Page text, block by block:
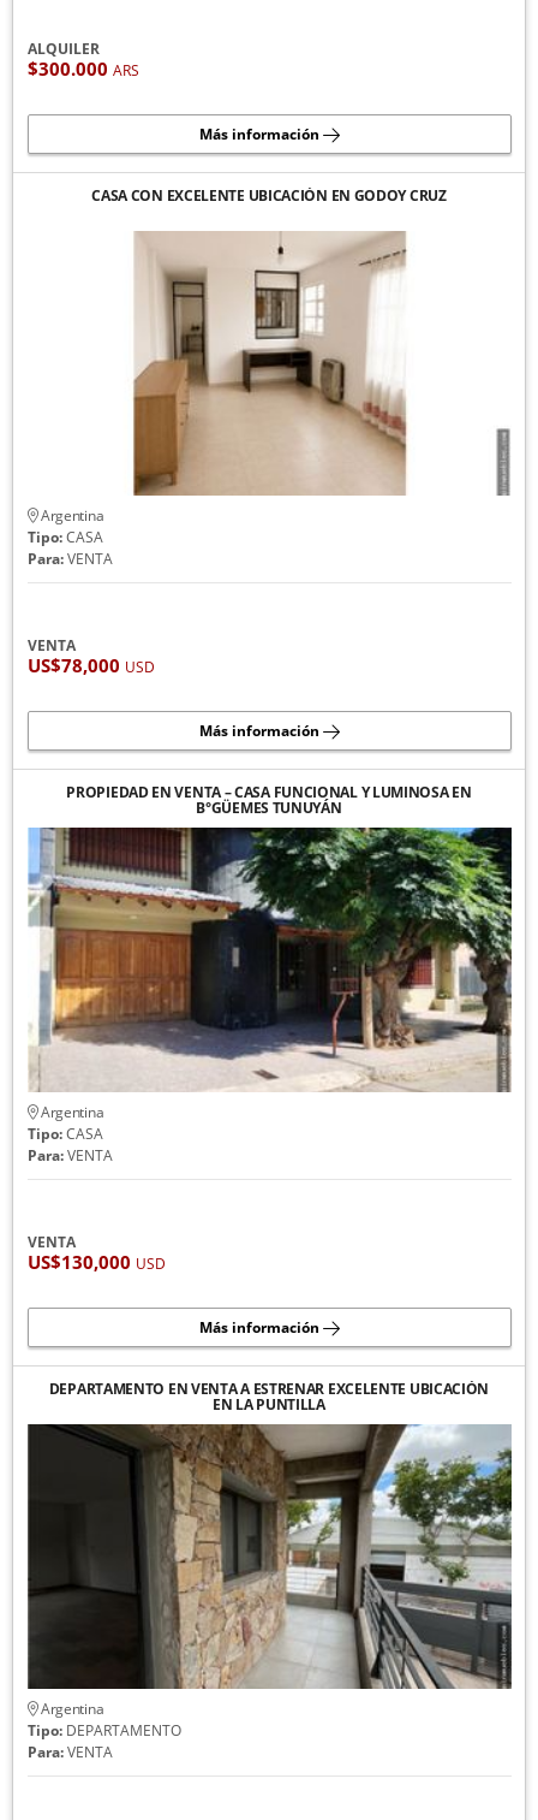
ALQUILER
$300.000 ARS
Más información
CASA CON EXCELENTE UBICACIÓN EN GODOY CRUZ
Argentina
Tipo:CASA
Para:VENTA
VENTA
US$78,000 USD
Más información
PROPIEDAD EN VENTA – CASA FUNCIONAL Y LUMINOSA EN
B°GÜEMES TUNUYÁN
Argentina
Tipo:CASA
Para:VENTA
VENTA
US$130,000 USD
Más información
DEPARTAMENTO EN VENTA A ESTRENAR EXCELENTE UBICACIÓN
EN LA PUNTILLA
Argentina
Tipo:DEPARTAMENTO
Para:VENTA